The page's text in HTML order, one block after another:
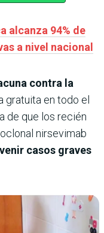
alcanza 94% de
a nivel nacional
contra la
gratuita en todo el
de que los recién
nirsevimab
casos graves